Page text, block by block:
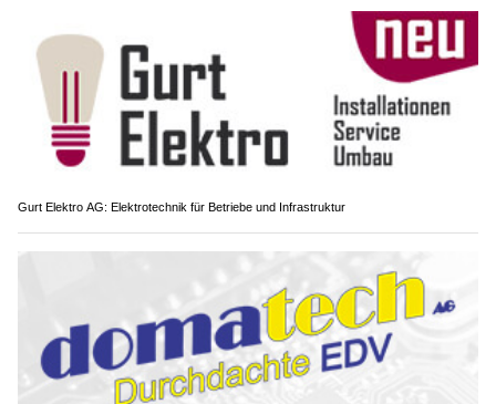
Gurt Elektro AG: Elektrotechnik für Betriebe und Infrastruktur